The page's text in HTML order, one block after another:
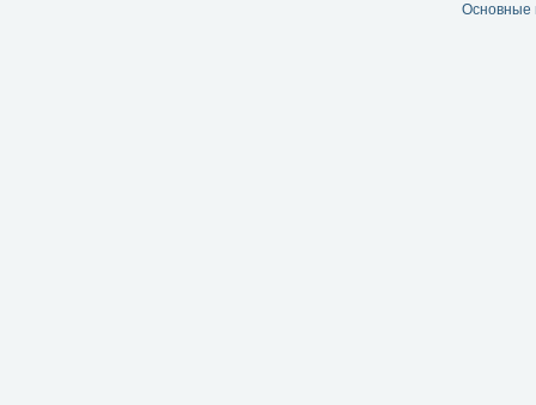
Основные